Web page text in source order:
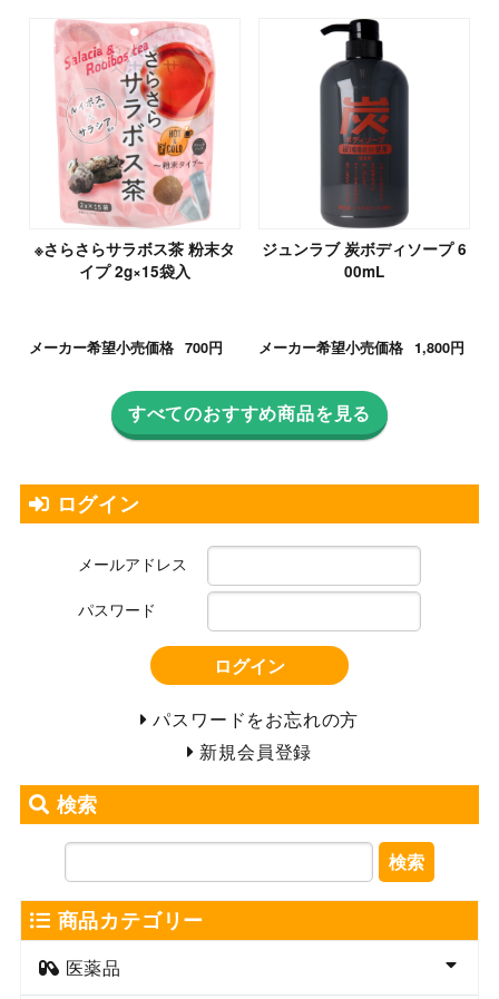
※さらさらサラボス茶 粉末タ
イプ 2g×15袋入
メーカー希望小売価格 700円
ジュンラブ 炭ボディソープ 6
00mL
メーカー希望小売価格 1,800円
すべてのおすすめ商品を見る
ログイン
メールアドレス
パスワード
ログイン
パスワードをお忘れの方
新規会員登録
検索
検索
商品カテゴリー
医薬品